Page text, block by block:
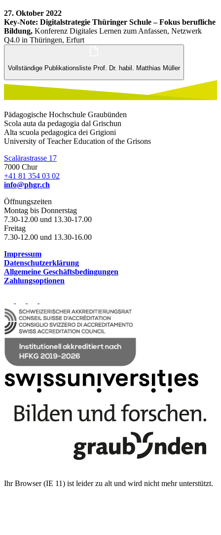
27. Oktober 2022
Key-Note: Digitalstrategie Thüringer Schule – Fokus berufliche
Bildung, Konferenz Digitales Lernen zum Anfassen, Netzwerk
Q4.0 in Thüringen, Erfurt
Vollständige Publikationsliste Prof. Dr. habil. Matthias Müller
Pädagogische Hochschule Graubünden
Scola auta da pedagogia dal Grischun
Alta scuola pedagogica dei Grigioni
University of Teacher Education of the Grisons
Scalärastrasse 17
7000 Chur
+41 81 354 03 02
info@phgr.ch
Öffnungszeiten
Montag bis Donnerstag
7.30-12.00 und 13.30-17.00
Freitag
7.30-12.00 und 13.30-16.00
Impressum
Datenschutzerklärung
Allgemeine Geschäftsbedingungen
Zahlungsoptionen
Ihr Browser (IE 11) ist leider zu alt und wird nicht mehr unterstützt.